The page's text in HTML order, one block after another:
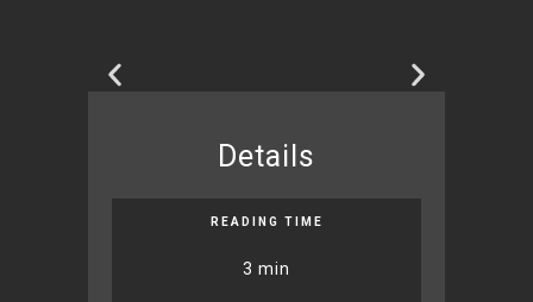
Details
READING TIME
3 min